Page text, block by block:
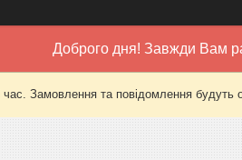
Доброго дня! Завжди Вам
час. Замовлення та повідомлення будуть